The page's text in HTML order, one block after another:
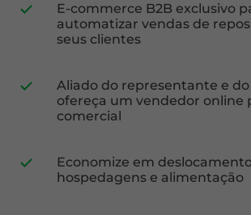
E-commerce B2B exclusivo
automatizar vendas de
seus clientes
Aliado do representante e
ofereça um vendedor online
comercial
Economize em
hospedagens e alimentação